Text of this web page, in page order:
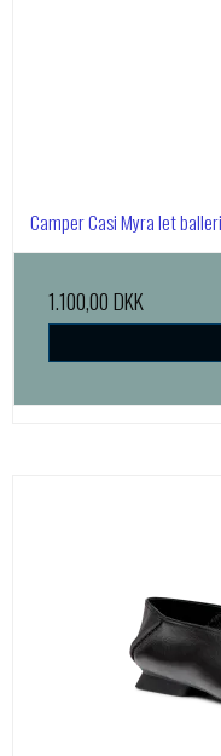
Camper Casi Myra let
1.100,00 DKK